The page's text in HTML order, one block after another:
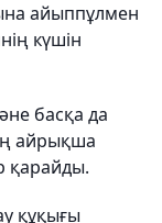
айыппұлмен
күшін
басқа да
айрықша
қарайды.
құқығы